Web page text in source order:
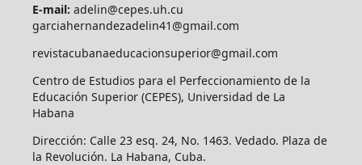
E-mail: adelin@cepes.uh.cu
garciahernandezadelin41@gmail.com
revistacubanaeducacionsuperior@gmail.com
Centro de Estudios para el Perfeccionamiento de la
Educación Superior (CEPES), Universidad de La
Habana
Dirección: Calle 23 esq. 24, No. 1463. Vedado. Plaza de
la Revolución. La Habana, Cuba.